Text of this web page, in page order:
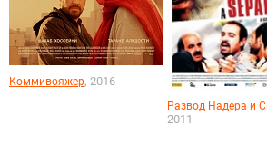
Коммивояжер, 2016
Развод Надера и
2011